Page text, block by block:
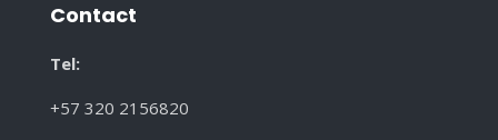
Contact
Tel:
+57 320 2156820